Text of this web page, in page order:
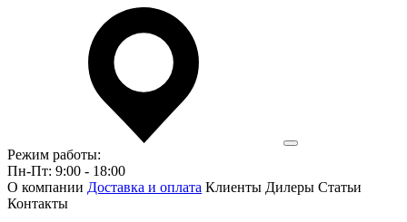
Режим работы:
Пн-Пт: 9:00 - 18:00
О компании Доставка и оплата Клиенты Дилеры Статьи
Контакты